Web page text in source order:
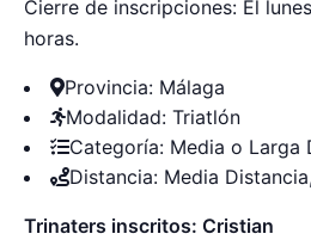
Cierre de inscripciones: El
horas.
Provincia: Málaga
Modalidad: Triatlón
Categoría: Media o Larga
Distancia: Media Distancia,
Trinaters inscritos: Cristian